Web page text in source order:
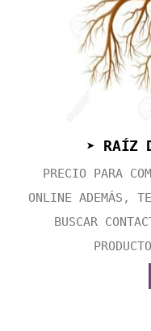
➤ RAÍZ
PRECIO PARA
ONLINE ADEMÁS,
BUSCAR